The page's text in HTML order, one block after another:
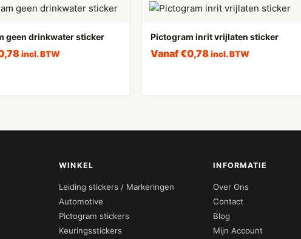
geen drinkwater sticker
incl. BTW
Pictogram inrit vrijlaten sticker
Vanaf€0,78 incl. BTW
WINKEL
Leiding stickers / Markeringen
Automotive
Pictogram stickers
Keuringsstickers
INFORMATIE
Over Ons
Contact
Blog
Mijn Account